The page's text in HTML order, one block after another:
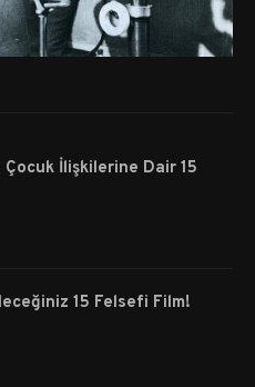
İlişkilerine Dair 15
15 Felsefi Film!